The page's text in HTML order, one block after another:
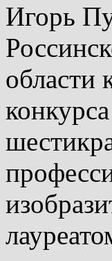
Игорь
области